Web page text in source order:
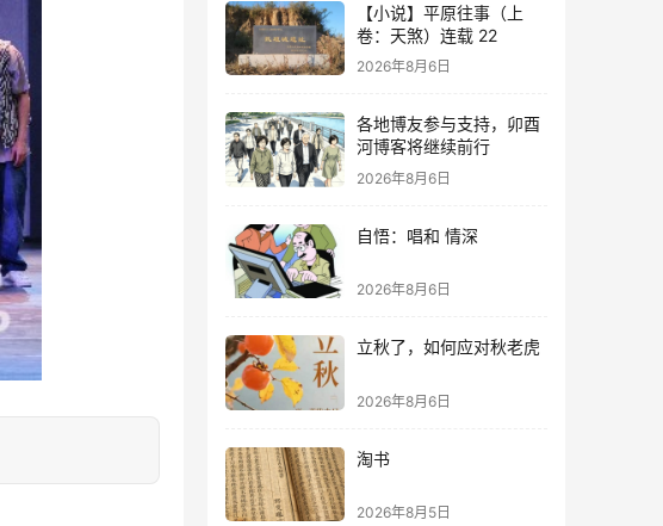
【小说】平原往事（上
卷：天煞）连载 22
2026年8月6日
各地博友参与支持，卯酉
河博客将继续前行
2026年8月6日
自悟：唱和 情深
2026年8月6日
立秋了，如何应对秋老虎
2026年8月6日
淘书
2026年8月5日